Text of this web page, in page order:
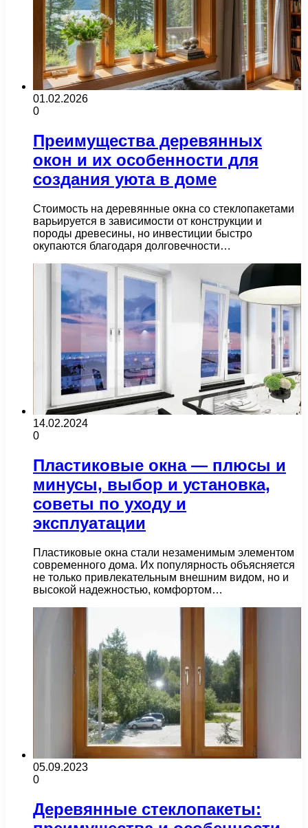
01.02.2026
0
Преимущества деревянных
окон и их особенности для
создания уюта в доме
Стоимость на деревянные окна со стеклопакетами
варьируется в зависимости от конструкции и
породы древесины, но инвестиции быстро
окупаются благодаря долговечности…
14.02.2024
0
Пластиковые окна — плюсы и
минусы, выбор и установка,
советы по уходу и
эксплуатации
Пластиковые окна стали незаменимым элементом
современного дома. Их популярность объясняется
не только привлекательным внешним видом, но и
высокой надежностью, комфортом…
05.09.2023
0
Деревянные стеклопакеты: